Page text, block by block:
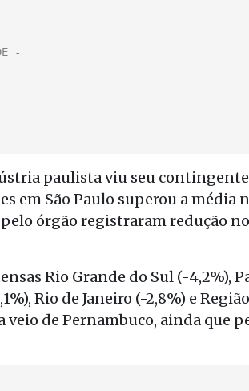
paulista viu seu
em São Paulo superou a média
órgão registraram redução no
Rio Grande do Sul (-4,2%),
Rio de Janeiro (-2,8%) e
de Pernambuco, ainda que